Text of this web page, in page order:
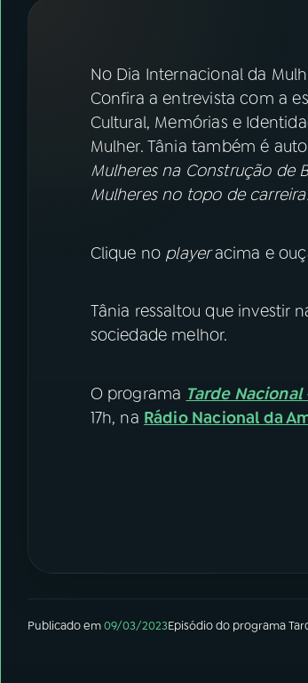
FESTIVAL DE MÚSICA
ACOMPANHE A RÁDIO NACIONAL
Facebook
Instagram X
No Dia Internacional da
Confira a entrevista com a
Cultural, Memórias e
Mulher. Tânia também é
Mulheres na Construção de
Mulheres no topo de
Clique no playeracima e
Tânia ressaltou que investir
sociedade melhor.
O programa Tarde Nacional
17h, na Rádio Nacional da
Publicado em09/03/2023Episódiodo programa